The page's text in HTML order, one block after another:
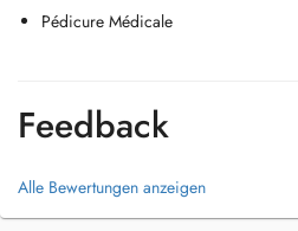
Pédicure Médicale
Feedback
Alle Bewertungen anzeigen